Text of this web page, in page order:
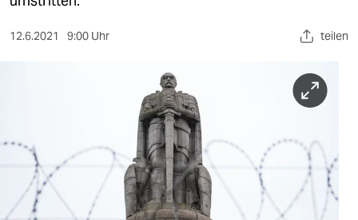
kultur
nord
wahrheit
verlag
12.6.2021 9:00 Uhr teilen